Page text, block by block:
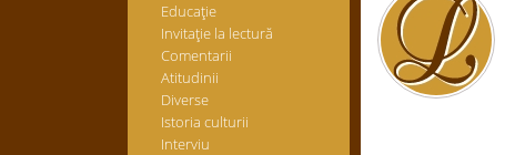
Educaţie
Invitaţie la lectură
Comentarii
Atitudinii
Diverse
Istoria culturii
Interviu